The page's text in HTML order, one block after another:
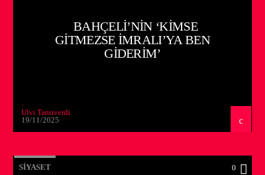
BAHÇELI’NIN ‘KIMSE
GITMEZSE İMRALI’YA BEN
GIDERIM’
Ulvi Tanrıverdi
19/11/2025
SIYASET 0